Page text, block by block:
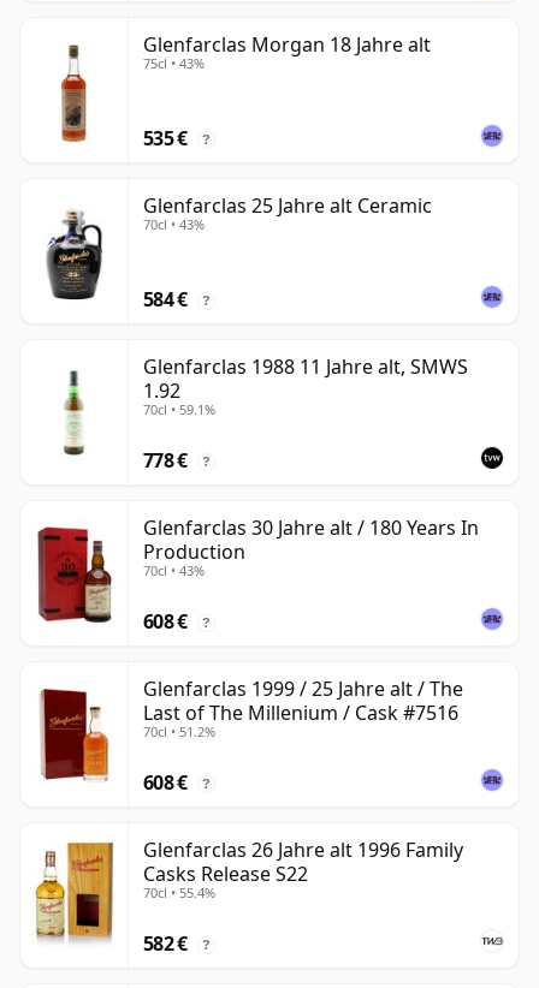
Glenfarclas Morgan 18 Jahre alt
75cl • 43%
535 € ?
Glenfarclas 25 Jahre alt Ceramic
70cl • 43%
584 € ?
Glenfarclas 1988 11 Jahre alt, SMWS
1.92
70cl • 59.1%
778 € ?
Glenfarclas 30 Jahre alt / 180 Years In
Production
70cl • 43%
608 € ?
Glenfarclas 1999 / 25 Jahre alt / The
Last of The Millenium / Cask #7516
70cl • 51.2%
608 € ?
Glenfarclas 26 Jahre alt 1996 Family
Casks Release S22
70cl • 55.4%
582 € ?